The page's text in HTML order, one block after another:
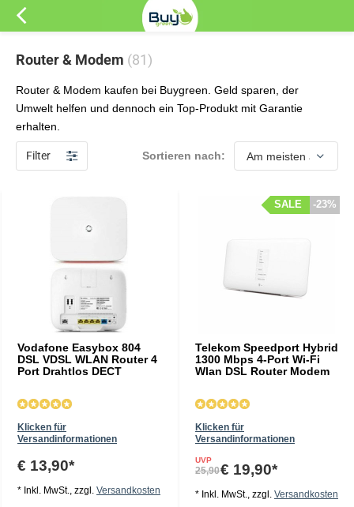
Router & Modem (81)
Router & Modem kaufen bei Buygreen. Geld sparen, der
Umwelt helfen und dennoch ein Top-Produkt mit Garantie
erhalten.
Filter Sortieren nach:
Vodafone Easybox 804
DSL VDSL WLAN Router 4
Port Drahtlos DECT
Klicken für
Versandinformationen
€ 13,90*
* Inkl. MwSt., zzgl. Versandkosten
Telekom Speedport Hybrid
1300 Mbps 4-Port Wi-Fi
Wlan DSL Router Modem
Klicken für
Versandinformationen
-23%
SALE
UVP
25,90€ 19,90*
* Inkl. MwSt., zzgl. Versandkosten
-23%
SALE